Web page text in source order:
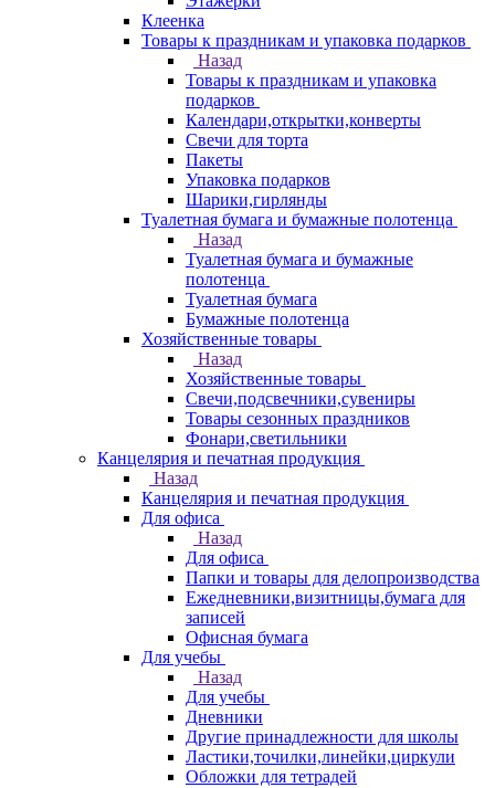
Клеенка
Товары к праздникам и упаковка подарков
Назад
Товары к праздникам и упаковка
подарков
Календари,открытки,конверты
Свечи для торта
Пакеты
Упаковка подарков
Шарики,гирлянды
Туалетная бумага и бумажные полотенца
Назад
Туалетная бумага и бумажные
полотенца
Туалетная бумага
Бумажные полотенца
Хозяйственные товары
Назад
Хозяйственные товары
Свечи,подсвечники,сувениры
Товары сезонных праздников
Фонари,светильники
Канцелярия и печатная продукция
Назад
Канцелярия и печатная продукция
Для офиса
Назад
Для офиса
Папки и товары для делопроизводства
Ежедневники,визитницы,бумага для
записей
Офисная бумага
Для учебы
Назад
Для учебы
Дневники
Другие принадлежности для школы
Ластики,точилки,линейки,циркули
Обложки для тетрадей